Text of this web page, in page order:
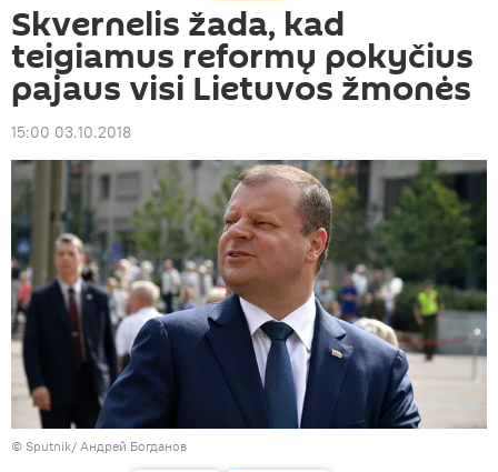
Skvernelis žada, kad
teigiamus reformų pokyčius
pajaus visi Lietuvos žmonės
15:00 03.10.2018
© Sputnik/ Андрей Богданов